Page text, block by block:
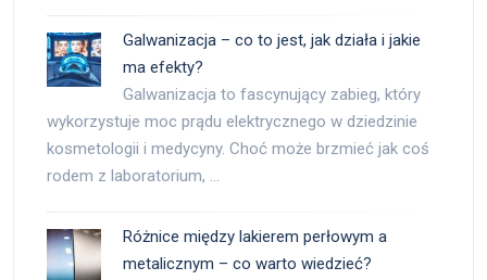
Galwanizacja – co to jest, jak działa i jakie
ma efekty?
Galwanizacja to fascynujący zabieg, który
wykorzystuje moc prądu elektrycznego w dziedzinie
kosmetologii i medycyny. Choć może brzmieć jak coś
rodem z laboratorium, …
Różnice między lakierem perłowym a
metalicznym – co warto wiedzieć?